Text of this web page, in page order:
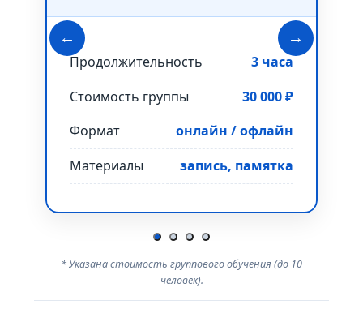
←
Продолжительность
3 часа
Стоимость группы
30 000 ₽
Формат
онлайн / офлайн
Материалы
запись, памятка
→
* Указана стоимость группового обучения (до 10
человек).